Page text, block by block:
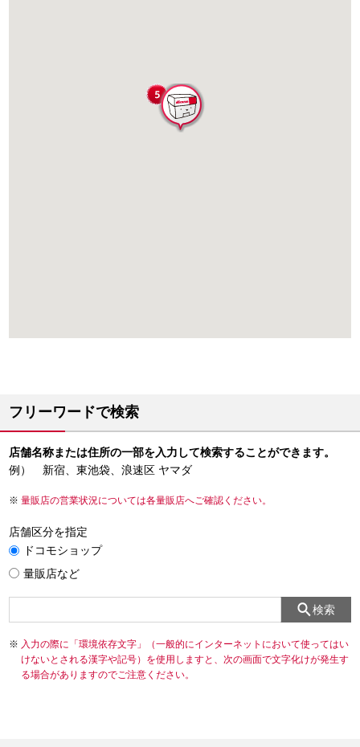
フリーワードで検索
店舗名称または住所の一部を入力して検索することができます。
例） 新宿、東池袋、浪速区 ヤマダ
量販店の営業状況については各量販店へご確認ください。
店舗区分を指定
ドコモショップ
量販店など
検索
入力の際に「環境依存文字」（一般的にインターネットにおいて使ってはい
けないとされる漢字や記号）を使用しますと、次の画面で文字化けが発生す
る場合がありますのでご注意ください。